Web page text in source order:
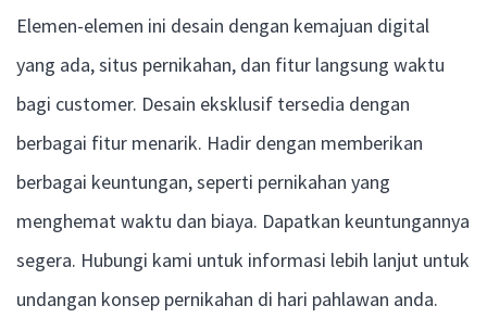
Elemen-elemen ini desain dengan kemajuan digital
yang ada, situs pernikahan, dan fitur langsung waktu
bagi customer. Desain eksklusif tersedia dengan
berbagai fitur menarik. Hadir dengan memberikan
berbagai keuntungan, seperti pernikahan yang
menghemat waktu dan biaya. Dapatkan keuntungannya
segera. Hubungi kami untuk informasi lebih lanjut untuk
undangan konsep pernikahan di hari pahlawan anda.